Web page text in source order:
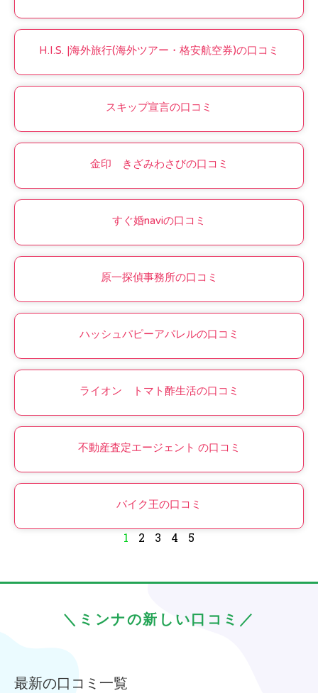
H.I.S. |海外旅行(海外ツアー・格安航空券)の口コミ
スキップ宣言の口コミ
金印 きざみわさびの口コミ
すぐ婚naviの口コミ
原一探偵事務所の口コミ
ハッシュパピーアパレルの口コミ
ライオン トマト酢生活の口コミ
不動産査定エージェント の口コミ
バイク王の口コミ
1 2 3 4 5
＼ミンナの新しい口コミ／
最新の口コミ一覧